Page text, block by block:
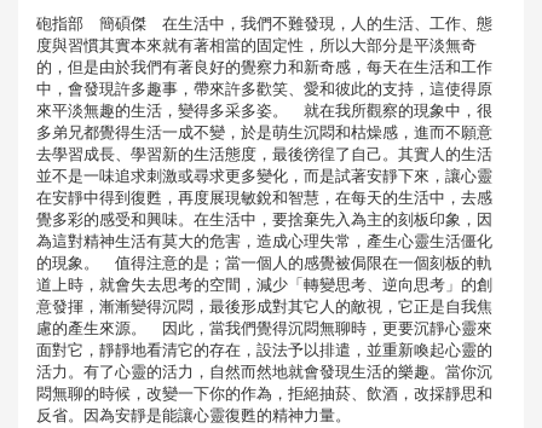
砲指部 簡碩傑 在生活中，我們不難發現，人的生活、工作、態
度與習慣其實本來就有著相當的固定性，所以大部分是平淡無奇
的，但是由於我們有著良好的覺察力和新奇感，每天在生活和工作
中，會發現許多趣事，帶來許多歡笑、愛和彼此的支持，這使得原
來平淡無趣的生活，變得多采多姿。 就在我所觀察的現象中，很
多弟兄都覺得生活一成不變，於是萌生沉悶和枯燥感，進而不願意
去學習成長、學習新的生活態度，最後徬徨了自己。其實人的生活
並不是一味追求刺激或尋求更多變化，而是試著安靜下來，讓心靈
在安靜中得到復甦，再度展現敏銳和智慧，在每天的生活中，去感
覺多彩的感受和興味。在生活中，要捨棄先入為主的刻板印象，因
為這對精神生活有莫大的危害，造成心理失常，產生心靈生活僵化
的現象。 值得注意的是；當一個人的感覺被侷限在一個刻板的軌
道上時，就會失去思考的空間，減少「轉變思考、逆向思考」的創
意發揮，漸漸變得沉悶，最後形成對其它人的敵視，它正是自我焦
慮的產生來源。 因此，當我們覺得沉悶無聊時，更要沉靜心靈來
面對它，靜靜地看清它的存在，設法予以排遣，並重新喚起心靈的
活力。有了心靈的活力，自然而然地就會發現生活的樂趣。當你沉
悶無聊的時候，改變一下你的作為，拒絕抽菸、飲酒，改採靜思和
反省。因為安靜是能讓心靈復甦的精神力量。